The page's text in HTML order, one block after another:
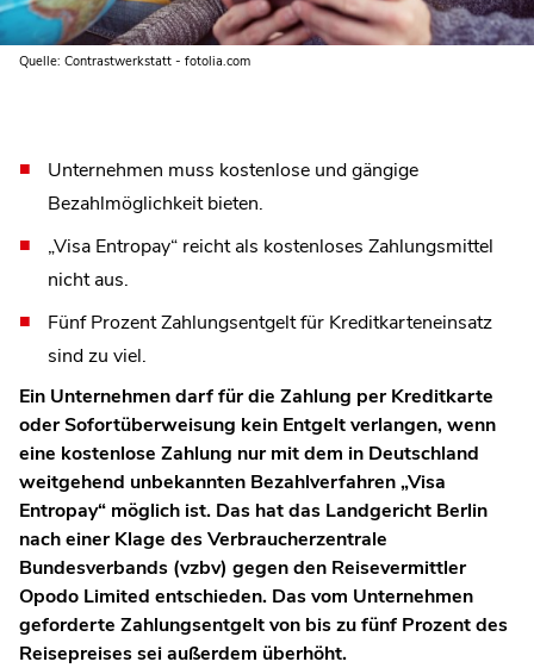
Quelle: Contrastwerkstatt - fotolia.com
Unternehmen muss kostenlose und gängige
Bezahlmöglichkeit bieten.
„Visa Entropay“ reicht als kostenloses Zahlungsmittel
nicht aus.
Fünf Prozent Zahlungsentgelt für Kreditkarteneinsatz
sind zu viel.
Ein Unternehmen darf für die Zahlung per Kreditkarte
oder Sofortüberweisung kein Entgelt verlangen, wenn
eine kostenlose Zahlung nur mit dem in Deutschland
weitgehend unbekannten Bezahlverfahren „Visa
Entropay“ möglich ist. Das hat das Landgericht Berlin
nach einer Klage des Verbraucherzentrale
Bundesverbands (vzbv) gegen den Reisevermittler
Opodo Limited entschieden. Das vom Unternehmen
geforderte Zahlungsentgelt von bis zu fünf Prozent des
Reisepreises sei außerdem überhöht.